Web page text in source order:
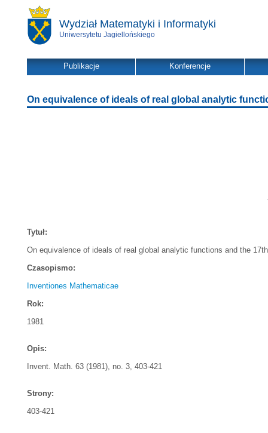
Wydział Matematyki i Informatyki
Uniwersytetu Jagiellońskiego
Publikacje Konferencje
On equivalence of ideals of real global analytic
Tytuł:
On equivalence of ideals of real global analytic functions and the
Czasopismo:
Inventiones Mathematicae
Rok:
1981
Opis:
Invent. Math. 63 (1981), no. 3, 403-421
Strony:
403-421